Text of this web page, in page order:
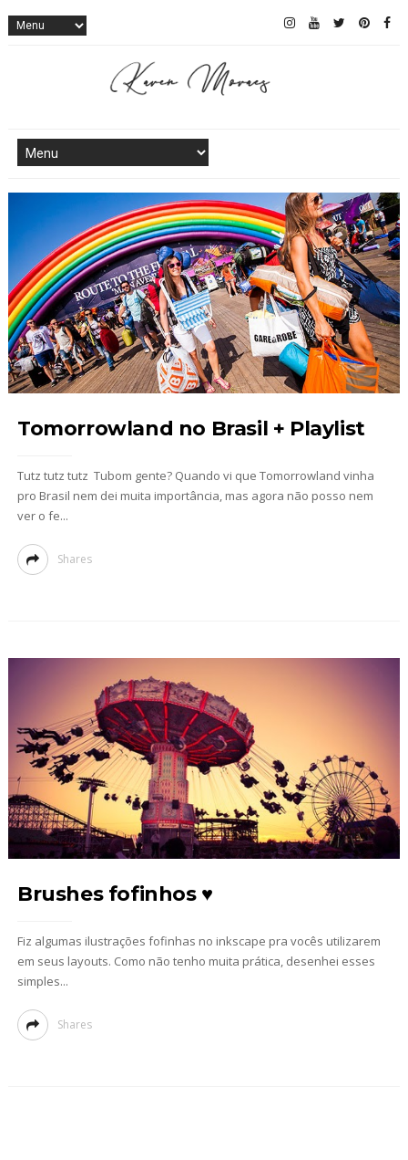
Tomorrowland no Brasil + Playlist
Tutz tutz tutz Tubom gente? Quando vi que Tomorrowland vinha
pro Brasil nem dei muita importância, mas agora não posso nem
ver o fe...
Shares
Brushes fofinhos ♥
Fiz algumas ilustrações fofinhas no inkscape pra vocês utilizarem
em seus layouts. Como não tenho muita prática, desenhei esses
simples...
Shares